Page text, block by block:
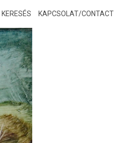
KERESÉS KAPCSOLAT/CONTACT